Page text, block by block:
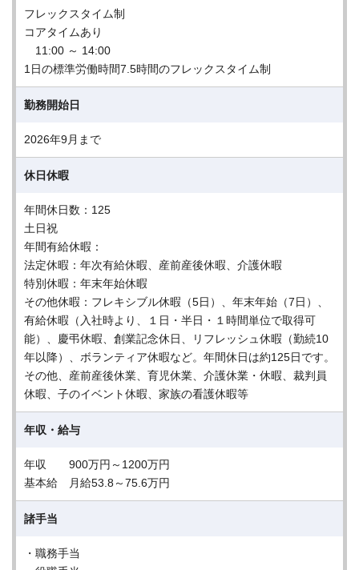
フレックスタイム制
コアタイムあり
11:00 ～ 14:00
1日の標準労働時間7.5時間のフレックスタイム制
勤務開始日
2026年9月まで
休日休暇
年間休日数：125
土日祝
年間有給休暇：
法定休暇：年次有給休暇、産前産後休暇、介護休暇
特別休暇：年末年始休暇
その他休暇：フレキシブル休暇（5日）、年末年始（7日）、
有給休暇（入社時より、１日・半日・１時間単位で取得可
能）、慶弔休暇、創業記念休日、リフレッシュ休暇（勤続10
年以降）、ボランティア休暇など。年間休日は約125日です。
その他、産前産後休業、育児休業、介護休業・休暇、裁判員
休暇、子のイベント休暇、家族の看護休暇等
年収・給与
年収 900万円～1200万円
基本給 月給53.8～75.6万円
諸手当
・職務手当